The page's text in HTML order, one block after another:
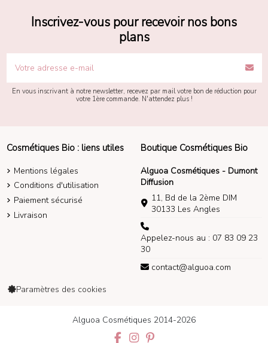
Inscrivez-vous pour recevoir nos bons
plans
En vous inscrivant à notre newsletter, recevez par mail votre bon de réduction pour
votre 1ère commande. N'attendez plus !
Cosmétiques Bio : liens utiles
Mentions légales
Conditions d'utilisation
Paiement sécurisé
Livraison
Boutique Cosmétiques Bio
Alguoa Cosmétiques - Dumont
Diffusion
11, Bd de la 2ème DIM
30133 Les Angles
Appelez-nous au : 07 83 09 23
30
contact@alguoa.com
Paramètres des cookies
Alguoa Cosmétiques 2014-2026